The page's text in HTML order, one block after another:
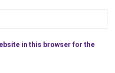
in this browser for the